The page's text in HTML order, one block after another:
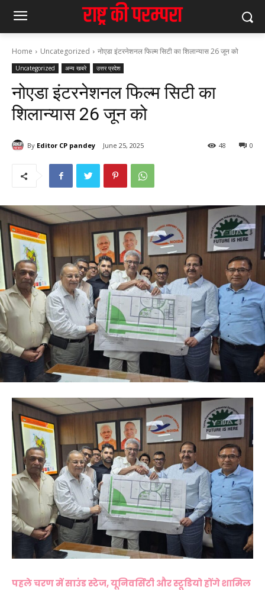
Home Uncategorized नोएडा इंटरनेशनल फिल्म सिटी का शिलान्यास 26 जून को
Uncategorized अन्य खबरे उत्तर प्रदेश
नोएडा इंटरनेशनल फिल्म सिटी का
शिलान्यास 26 जून को
By Editor CP pandey June 25, 2025 0
48
पहले चरण में साउंड स्टेज, यूनिवर्सिटी और स्टूडियो होंगे शामिल